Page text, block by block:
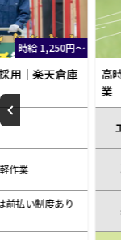
円～
倉庫
あり
高時給